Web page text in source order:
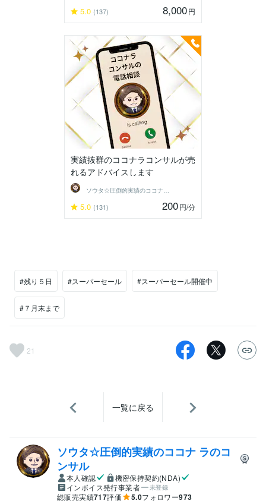
5.0 (137) 8,000円
実績抜群のココナラコンサルが売
れるアドバイスします
5.0 (131) 200円/分
#残り５日 #スーパーセール #スーパーセール開催中
#７月末まで
21
一覧に戻る
ソウタ☆圧倒的実績のココナ ラのコ
ンサル
本人確認
機密保持契約(NDA)
インボイス発行事業者
未登録
総販売実績717評価 5.0フォロワー973